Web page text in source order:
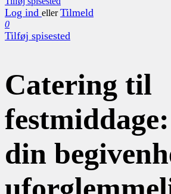
Log ind eller Tilmeld
0
Tilføj spisested
Catering til
din